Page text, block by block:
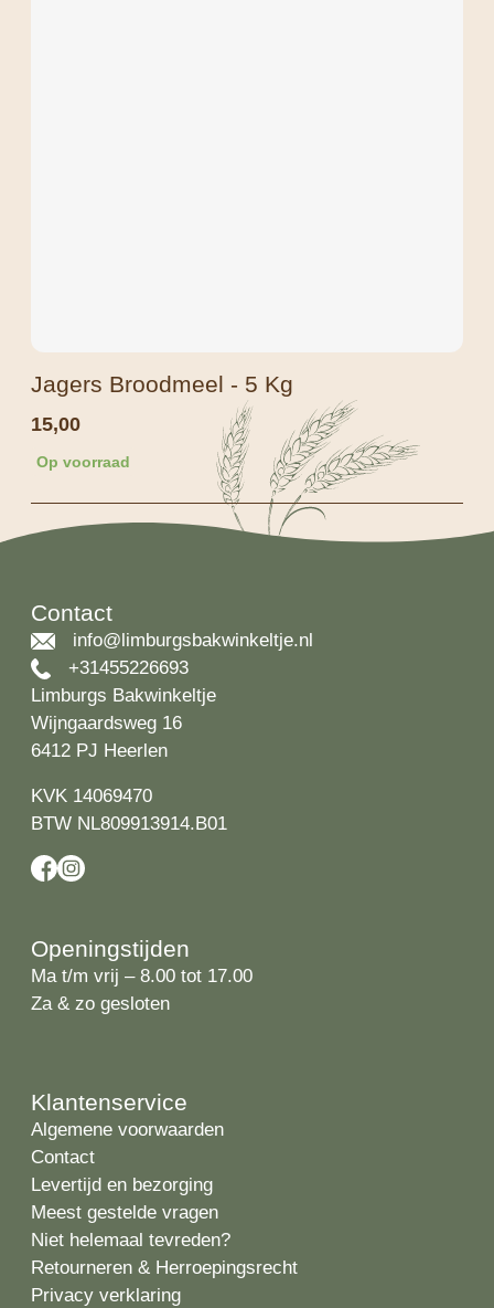
Jagers Broodmeel - 5 Kg
15,00
Op voorraad
Contact
info@limburgsbakwinkeltje.nl
+31455226693
Limburgs Bakwinkeltje
Wijngaardsweg 16
6412 PJ Heerlen
KVK 14069470
BTW NL809913914.B01
Openingstijden
Ma t/m vrij – 8.00 tot 17.00
Za & zo gesloten
Klantenservice
Algemene voorwaarden
Contact
Levertijd en bezorging
Meest gestelde vragen
Niet helemaal tevreden?
Retourneren & Herroepingsrecht
Privacy verklaring